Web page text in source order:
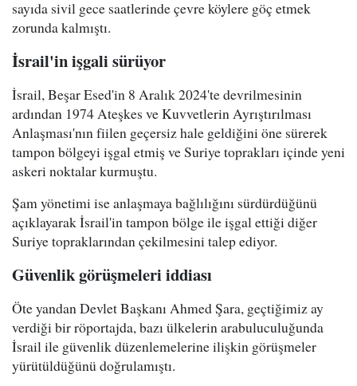
sayıda sivil gece saatlerinde çevre köylere göç etmek
zorunda kalmıştı.
İsrail'in işgali sürüyor
İsrail, Beşar Esed'in 8 Aralık 2024'te devrilmesinin
ardından 1974 Ateşkes ve Kuvvetlerin Ayrıştırılması
Anlaşması'nın fiilen geçersiz hale geldiğini öne sürerek
tampon bölgeyi işgal etmiş ve Suriye toprakları içinde yeni
askeri noktalar kurmuştu.
Şam yönetimi ise anlaşmaya bağlılığını sürdürdüğünü
açıklayarak İsrail'in tampon bölge ile işgal ettiği diğer
Suriye topraklarından çekilmesini talep ediyor.
Güvenlik görüşmeleri iddiası
Öte yandan Devlet Başkanı Ahmed Şara, geçtiğimiz ay
verdiği bir röportajda, bazı ülkelerin arabuluculuğunda
İsrail ile güvenlik düzenlemelerine ilişkin görüşmeler
yürütüldüğünü doğrulamıştı.